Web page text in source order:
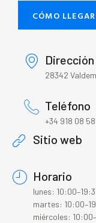
CÓMO LLEGAR
Dirección
28342
Teléfono
+34 918 08
Sitio web
Horario
lunes:
martes:
miércoles: